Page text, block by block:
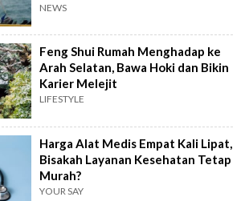
NEWS
Feng Shui Rumah Menghadap ke
Arah Selatan, Bawa Hoki dan Bikin
Karier Melejit
LIFESTYLE
Harga Alat Medis Empat Kali Lipat,
Bisakah Layanan Kesehatan Tetap
Murah?
YOUR SAY